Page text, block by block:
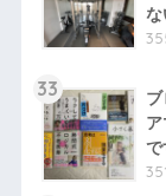
な
33
で